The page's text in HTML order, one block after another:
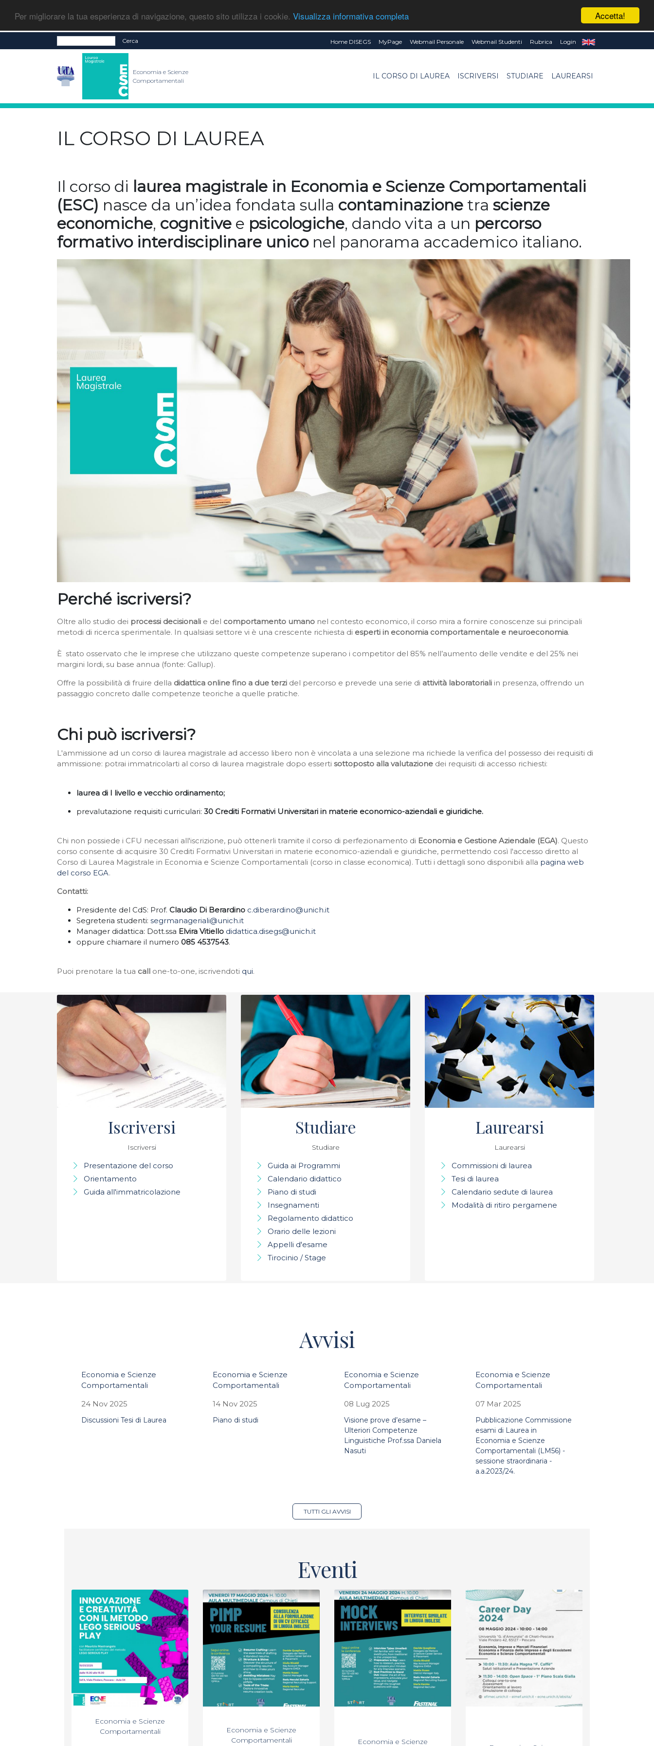
Accetta!
Per migliorare la tua esperienza di navigazione, questo sito utilizza i cookie. Visualizza informativa completa
Cerca Home DISEGS MyPage Webmail Personale Webmail Studenti Rubrica Login
Economia e Scienze
Comportamentali
IL CORSO DI LAUREA ISCRIVERSI STUDIARE LAUREARSI
IL CORSO DI LAUREA
Il corso di laurea magistrale in Economia e Scienze Comportamentali
(ESC) nasce da un’idea fondata sulla contaminazione tra scienze
economiche, cognitive e psicologiche, dando vita a un percorso
formativo interdisciplinare uniconel panorama accademico italiano.
Perché iscriversi?
Oltre allo studio dei processi decisionali e del comportamento umano nel contesto economico, il corso mira a fornire conoscenze sui principali
metodi di ricerca sperimentale. In qualsiasi settore vi è una crescente richiesta di esperti in economia comportamentale e neuroeconomia.
È stato osservato che le imprese che utilizzano queste competenze superano i competitor del 85% nell’aumento delle vendite e del 25% nei
margini lordi, su base annua (fonte: Gallup).
Offre la possibilità di fruire della didattica online fino a due terzi del percorso e prevede una serie di attività laboratoriali in presenza, offrendo un
passaggio concreto dalle competenze teoriche a quelle pratiche.
Chi può iscriversi?
L'ammissione ad un corso di laurea magistrale ad accesso libero non è vincolata a una selezione ma richiede la verifica del possesso dei requisiti di
ammissione: potrai immatricolarti al corso di laurea magistrale dopo esserti sottoposto alla valutazione dei requisiti di accesso richiesti:
laurea di I livello e vecchio ordinamento;
prevalutazione requisiti curriculari: 30 Crediti Formativi Universitari in materie economico-aziendali e giuridiche.
Chi non possiede i CFU necessari all'iscrizione, può ottenerli tramite il corso di perfezionamento di Economia e Gestione Aziendale (EGA). Questo
corso consente di acquisire 30 Crediti Formativi Universitari in materie economico-aziendali e giuridiche, permettendo così l'accesso diretto al
Corso di Laurea Magistrale in Economia e Scienze Comportamentali (corso in classe economica). Tutti i dettagli sono disponibili alla pagina web
del corso EGA.
Contatti:
Presidente del CdS: Prof. Claudio Di Berardino c.diberardino@unich.it
Segreteria studenti: segrmanageriali@unich.it
Manager didattica: Dott.ssa Elvira Vitiello didattica.disegs@unich.it
oppure chiamare il numero 085 4537543.
Puoi prenotare la tua call one-to-one, iscrivendoti qui.
Iscriversi
Iscriversi
Presentazione del corso
Orientamento
Guida all'immatricolazione
Studiare
Studiare
Guida ai Programmi
Calendario didattico
Piano di studi
Insegnamenti
Regolamento didattico
Orario delle lezioni
Appelli d'esame
Tirocinio / Stage
Laurearsi
Laurearsi
Commissioni di laurea
Tesi di laurea
Calendario sedute di laurea
Modalità di ritiro pergamene
Avvisi
Economia e Scienze
Comportamentali
24 Nov 2025
Discussioni Tesi di Laurea
Economia e Scienze
Comportamentali
14 Nov 2025
Piano di studi
Economia e Scienze
Comportamentali
08 Lug 2025
Visione prove d’esame –
Ulteriori Competenze
Linguistiche Prof.ssa Daniela
Nasuti
Economia e Scienze
Comportamentali
07 Mar 2025
Pubblicazione Commissione
esami di Laurea in
Economia e Scienze
Comportamentali (LM56) -
sessione straordinaria -
a.a.2023/24.
TUTTI GLI AVVISI
Eventi
Economia e Scienze
Comportamentali
Economia e Scienze
Comportamentali
Economia e Scienze